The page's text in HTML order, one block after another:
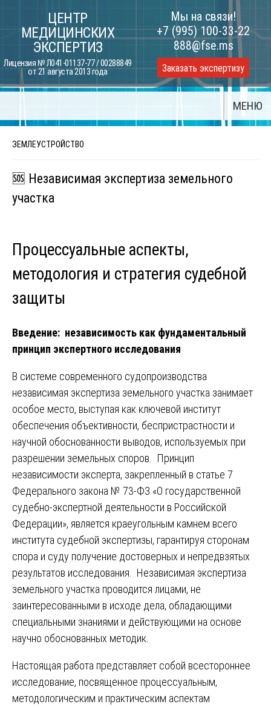
content
ЦЕНТР
МЕДИЦИНСКИХ
ЭКСПЕРТИЗ
Лицензия № Л041-01137-77 / 00288849
от 21 августа 2013 года
Мы на связи!
+7 (995) 100-33-22
888@fse.ms
Заказать экспертизу
МЕНЮ
ЗЕМЛЕУСТРОЙСТВО
🆘 Независимая экспертиза земельного
участка
Процессуальные аспекты,
методология и стратегия судебной
защиты
Введение: независимость как фундаментальный
принцип экспертного исследования
В системе современного судопроизводства
независимая экспертиза земельного участка занимает
особое место, выступая как ключевой институт
обеспечения объективности, беспристрастности и
научной обоснованности выводов, используемых при
разрешении земельных споров. Принцип
независимости эксперта, закрепленный в статье 7
Федерального закона № 73-ФЗ «О государственной
судебно-экспертной деятельности в Российской
Федерации», является краеугольным камнем всего
института судебной экспертизы, гарантируя сторонам
спора и суду получение достоверных и непредвзятых
результатов исследования. Независимая экспертиза
земельного участка проводится лицами, не
заинтересованными в исходе дела, обладающими
специальными знаниями и действующими на основе
научно обоснованных методик.
Настоящая работа представляет собой всестороннее
исследование, посвященное процессуальным,
методологическим и практическим аспектам